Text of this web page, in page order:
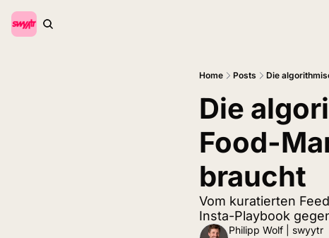
Home Posts Die
Die
Food-
braucht
Vom kuratierten
Insta-Playbook
Philipp Wolf | swyytr